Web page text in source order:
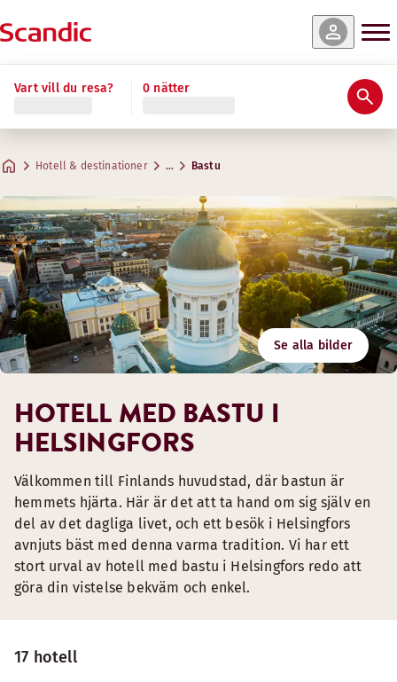
Vart vill du resa? 0 nätter
Hotell & destinationer … Bastu
Se alla bilder
17 hotell
HOTELL MED BASTU I
HELSINGFORS
Välkommen till Finlands huvudstad, där bastun är
hemmets hjärta. Här är det att ta hand om sig själv en
del av det dagliga livet, och ett besök i Helsingfors
avnjuts bäst med denna varma tradition. Vi har ett
stort urval av hotell med bastu i Helsingfors redo att
göra din vistelse bekväm och enkel.